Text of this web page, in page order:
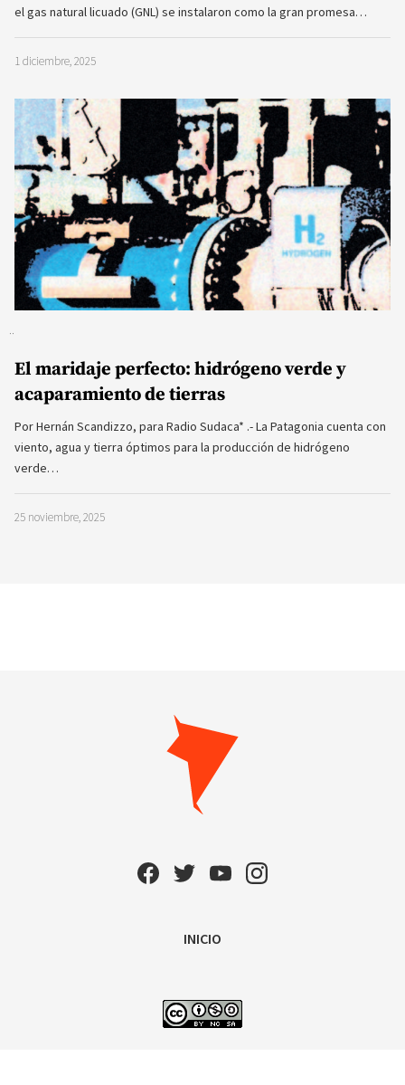
el gas natural licuado (GNL) se instalaron como la gran promesa…
1 diciembre, 2025
El maridaje perfecto: hidrógeno verde y
acaparamiento de tierras
Por Hernán Scandizzo, para Radio Sudaca* .- La Patagonia cuenta con
viento, agua y tierra óptimos para la producción de hidrógeno
verde…
25 noviembre, 2025
INICIO